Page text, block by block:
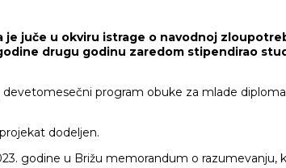
juče u okviru istrage o navodnoj
drugu godinu zaredom stipendirao
program obuke za mlade
dodeljen.
godine u Brižu memorandum o razumevanju,